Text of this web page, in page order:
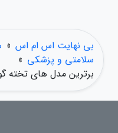
بی نهایت اس ام اس »
سلامتی و پزشکی »
برترین مدل های تخته